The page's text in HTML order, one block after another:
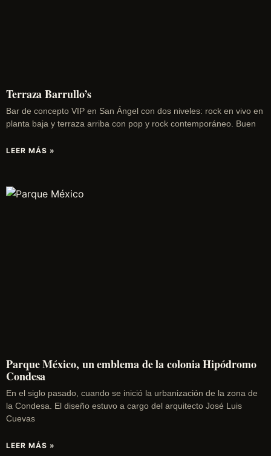
Terraza Barrullo’s
Bar de concepto VIP en San Ángel con dos niveles: rock en vivo en
planta baja y terraza arriba con pop y rock contemporáneo. Buen
LEER MÁS »
Parque México, un emblema de la colonia Hipódromo
Condesa
En el siglo pasado, cuando se inició la urbanización de la zona de
la Condesa. El diseño estuvo a cargo del arquitecto José Luis
Cuevas
LEER MÁS »